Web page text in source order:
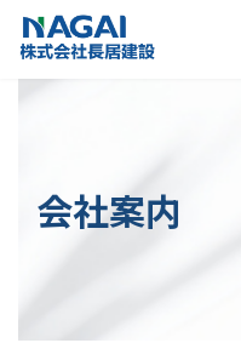
会社案内